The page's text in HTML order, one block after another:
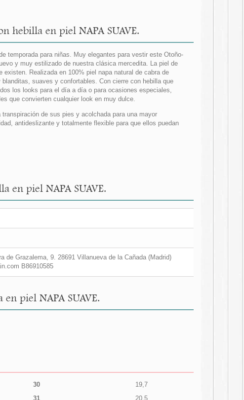
hebilla en piel NAPA SUAVE.
temporada para niñas. Muy elegantes para vestir este Otoño-
y muy estilizado de nuestra clásica mercedita. La piel de
Realizada en 100% piel napa natural de cabra de
suaves y confortables. Con cierre con hebilla que
los looks para el día a día o para ocasiones especiales,
que convierten cualquier look en muy dulce.
de sus pies y acolchada para una mayor
antideslizante y totalmente flexible para que ellos puedan
en piel NAPA SUAVE.
de Grazalema, 9. 28691 Villanueva de la Cañada (Madrid)
B86910585
piel NAPA SUAVE.
30
19,7
31
20,5